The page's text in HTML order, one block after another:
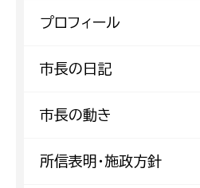
プロフィール
市長の日記
市長の動き
所信表明・施政方針